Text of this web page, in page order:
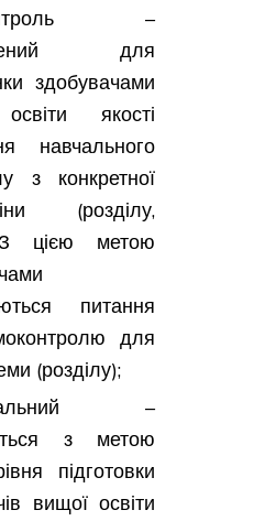
–
для
здобувачами
якості
навчального
з конкретної
(розділу,
цією метою
питання
для
(розділу);
–
з метою
підготовки
вищої освіти